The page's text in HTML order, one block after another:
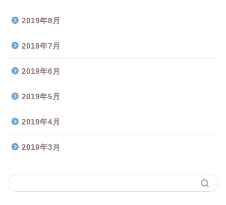
2019年8月
2019年7月
2019年6月
2019年5月
2019年4月
2019年3月